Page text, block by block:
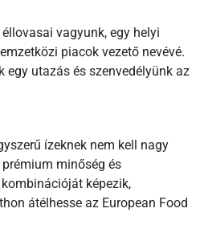
vagyunk, egy helyi
piacok vezető nevévé.
egy utazás és szenvedélyünk az
ízeknek nem kell nagy
minőség és
képezik,
átélhesse az European Food